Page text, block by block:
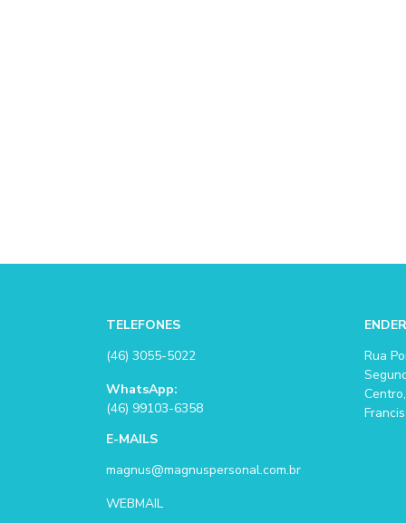
TELEFONES
(46) 3055-5022
WhatsApp:
(46) 99103-6358
E-MAILS
magnus@magnuspersonal.com.br
WEBMAIL
Rua
Centro,